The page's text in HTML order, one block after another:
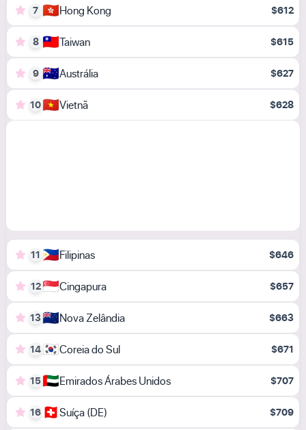
7 🇭🇰Hong Kong $612
8 🇹🇼Taiwan $615
9 🇦🇺Austrália $627
10🇻🇳Vietnã $628
11 🇵🇭Filipinas $646
12🇸🇬Cingapura $657
13🇳🇿Nova Zelândia $663
14🇰🇷Coreia do Sul $671
15🇦🇪Emirados Árabes Unidos $707
16 🇨🇭Suíça (DE) $709